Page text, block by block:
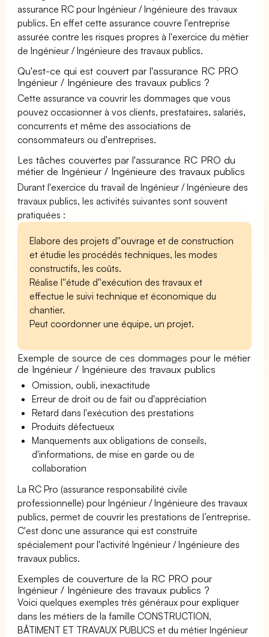
assurance RC pour Ingénieur / Ingénieure des travaux
publics. En effet cette assurance couvre l'entreprise
assurée contre les risques propres à l'exercice du métier
de Ingénieur / Ingénieure des travaux publics.
Qu'est-ce qui est couvert par l'assurance RC PRO
Ingénieur / Ingénieure des travaux publics ?
Cette assurance va couvrir les dommages que vous
pouvez occasionner à vos clients, prestataires, salariés,
concurrents et même des associations de
consommateurs ou d'entreprises.
Les tâches couvertes par l'assurance RC PRO du
métier de Ingénieur / Ingénieure des travaux publics
Durant l'exercice du travail de Ingénieur / Ingénieure des
travaux publics, les activités suivantes sont souvent
pratiquées :
Elabore des projets d''ouvrage et de construction
et étudie les procédés techniques, les modes
constructifs, les coûts.
Réalise l''étude d''exécution des travaux et
effectue le suivi technique et économique du
chantier.
Peut coordonner une équipe, un projet.
Exemple de source de ces dommages pour le métier
de Ingénieur / Ingénieure des travaux publics
Omission, oubli, inexactitude
Erreur de droit ou de fait ou d'appréciation
Retard dans l'exécution des prestations
Produits défectueux
Manquements aux obligations de conseils,
d'informations, de mise en garde ou de
collaboration
La RC Pro (assurance responsabilité civile
professionnelle) pour Ingénieur / Ingénieure des travaux
publics, permet de couvrir les prestations de l’entreprise.
C'est donc une assurance qui est construite
spécialement pour l'activité Ingénieur / Ingénieure des
travaux publics.
Exemples de couverture de la RC PRO pour
Ingénieur / Ingénieure des travaux publics ?
Voici quelques exemples très généraux pour expliquer
dans les métiers de la famille CONSTRUCTION,
BÂTIMENT ET TRAVAUX PUBLICS et du métier Ingénieur